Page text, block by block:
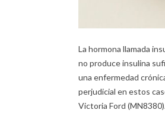
La hormona llamada
no produce insulina
una enfermedad
perjudicial en estos
Victoria Ford